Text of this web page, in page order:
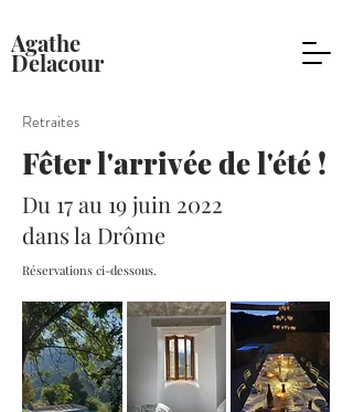
Agathe
Delacour
Retraites
Fêter l'arrivée de l'été !
Du 17 au 19 juin 2022
dans la Drôme
Réservations ci-dessous.